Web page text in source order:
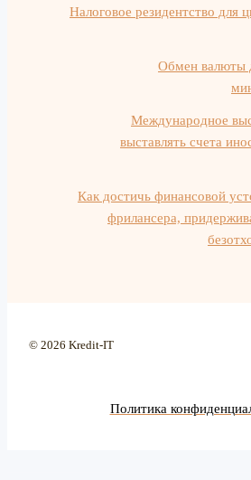
Налоговое резидентство для
Обмен валюты
Международное
выставлять счета
Как достичь финансовой
фрилансера,
© 2026 Kredit-IT
Политика